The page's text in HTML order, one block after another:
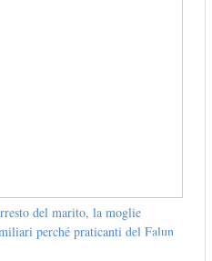
del marito, la moglie
perché praticanti del Falun